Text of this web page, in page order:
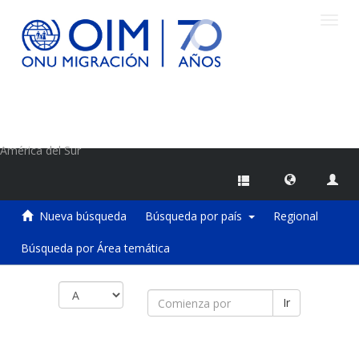
América del Sur
Nueva búsqueda Búsqueda por país Regional
Búsqueda por Área temática
Ir